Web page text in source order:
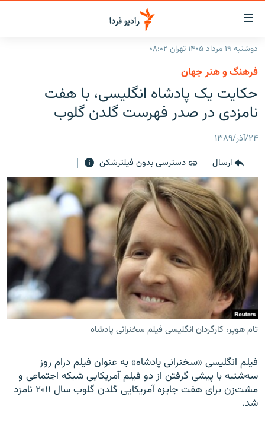
لینک‌های
قابلیت
دسترسی
بازگشت
بازگشت
منوی
اصلی
رفتن
صفحه
جستجو
صفحه اصلی
ایران
جهان
برنامه‌های رادیویی
فرکانس‌ها
پادکست
چندرسانه‌ای
گزارش‌های تصویری
گزارش‌های ویدئویی
زنان فردا
English
به ما بپیوندید
زبان‌های دیگر
دوشنبه ۱۹ مرداد ۱۴۰۵ تهران ۰۸:۰۲
فرهنگ و هنر جهان
حکایت یک پادشاه انگلیسی، با هفت
نامزدی در صدر فهرست گلدن گلوب
۲۴/آذر/۱۳۸۹
ارسال
دسترسی بدون فیلترشکن
تام هوپر، کارگردان انگلیسی فیلم سخنرانی پادشاه
فیلم انگلیسی «سخنرانی پادشاه» به عنوان فیلم درام روز
سه‌شنبه با پیشی گرفتن از دو فیلم آمریکایی شبکه اجتماعی و
مشت‌زن برای هفت جایزه آمریکایی گلدن گلوب سال ۲۰۱۱ نامزد
شد.